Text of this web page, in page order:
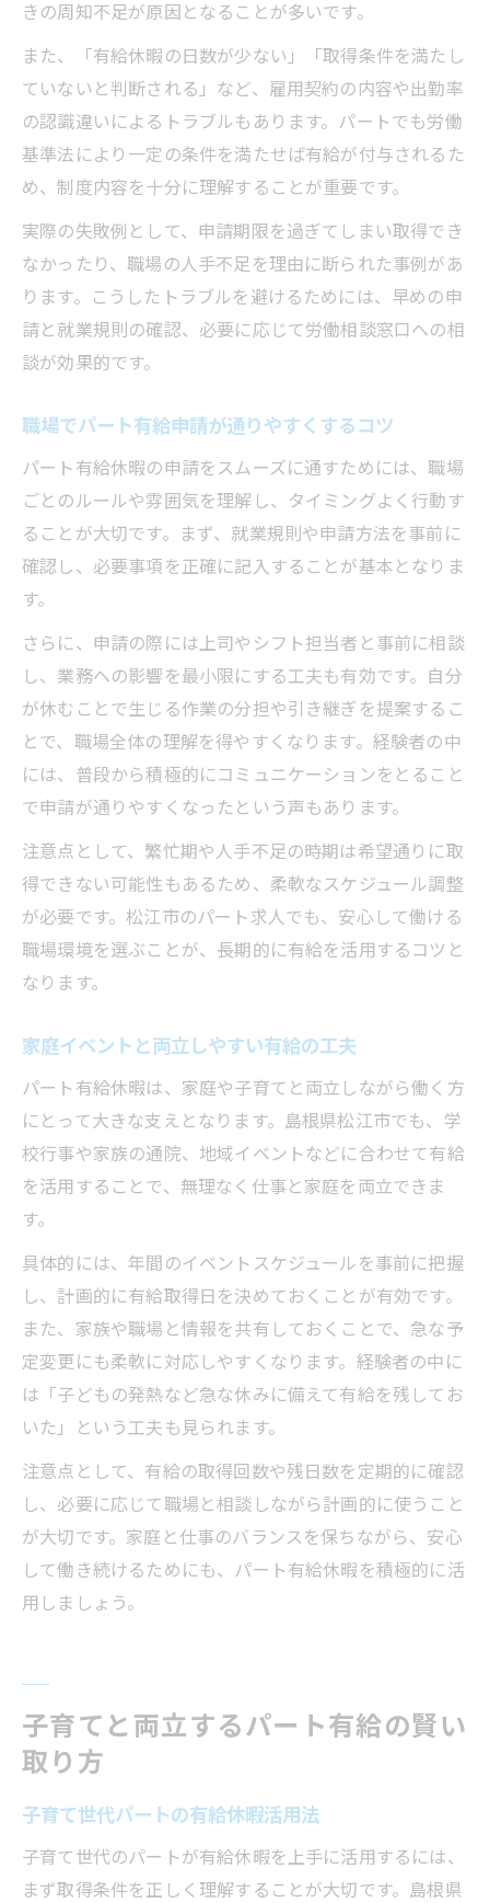
きの周知不足が原因となることが多いです。
また、「有給休暇の日数が少ない」「取得条件を満たし
ていないと判断される」など、雇用契約の内容や出勤率
の認識違いによるトラブルもあります。パートでも労働
基準法により一定の条件を満たせば有給が付与されるた
め、制度内容を十分に理解することが重要です。
実際の失敗例として、申請期限を過ぎてしまい取得でき
なかったり、職場の人手不足を理由に断られた事例があ
ります。こうしたトラブルを避けるためには、早めの申
請と就業規則の確認、必要に応じて労働相談窓口への相
談が効果的です。
職場でパート有給申請が通りやすくするコツ
パート有給休暇の申請をスムーズに通すためには、職場
ごとのルールや雰囲気を理解し、タイミングよく行動す
ることが大切です。まず、就業規則や申請方法を事前に
確認し、必要事項を正確に記入することが基本となりま
す。
さらに、申請の際には上司やシフト担当者と事前に相談
し、業務への影響を最小限にする工夫も有効です。自分
が休むことで生じる作業の分担や引き継ぎを提案するこ
とで、職場全体の理解を得やすくなります。経験者の中
には、普段から積極的にコミュニケーションをとること
で申請が通りやすくなったという声もあります。
注意点として、繁忙期や人手不足の時期は希望通りに取
得できない可能性もあるため、柔軟なスケジュール調整
が必要です。松江市のパート求人でも、安心して働ける
職場環境を選ぶことが、長期的に有給を活用するコツと
なります。
家庭イベントと両立しやすい有給の工夫
パート有給休暇は、家庭や子育てと両立しながら働く方
にとって大きな支えとなります。島根県松江市でも、学
校行事や家族の通院、地域イベントなどに合わせて有給
を活用することで、無理なく仕事と家庭を両立できま
す。
具体的には、年間のイベントスケジュールを事前に把握
し、計画的に有給取得日を決めておくことが有効です。
また、家族や職場と情報を共有しておくことで、急な予
定変更にも柔軟に対応しやすくなります。経験者の中に
は「子どもの発熱など急な休みに備えて有給を残してお
いた」という工夫も見られます。
注意点として、有給の取得回数や残日数を定期的に確認
し、必要に応じて職場と相談しながら計画的に使うこと
が大切です。家庭と仕事のバランスを保ちながら、安心
して働き続けるためにも、パート有給休暇を積極的に活
用しましょう。
子育てと両立するパート有給の賢い
取り方
子育て世代パートの有給休暇活用法
子育て世代のパートが有給休暇を上手に活用するには、
まず取得条件を正しく理解することが大切です。島根県